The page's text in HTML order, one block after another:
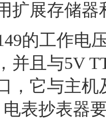
扩展存储
的工作电
并且与5V
，它与主
电表抄表器